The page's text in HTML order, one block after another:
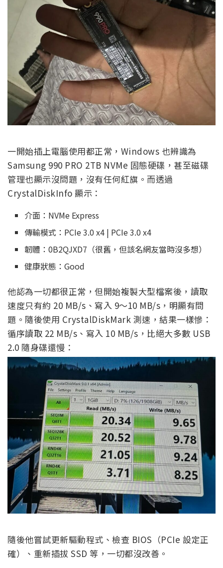
一開始插上電腦使用都正常，Windows 也辨識為
Samsung 990 PRO 2TB NVMe 固態硬碟，甚至磁碟
管理也顯示沒問題，沒有任何紅旗。而透過
CrystalDiskInfo 顯示：
介面：NVMe Express
傳輸模式：PCIe 3.0 x4 | PCIe 3.0 x4
韌體：0B2QJXD7（很舊，但該名網友當時沒多想）
健康狀態：Good
他認為一切都很正常，但開始複製大型檔案後，讀取
速度只有約 20 MB/s、寫入 9～10 MB/s，明顯有問
題。隨後使用 CrystalDiskMark 測速，結果一樣慘：
循序讀取 22 MB/s、寫入 10 MB/s，比絕大多數 USB
2.0 隨身碟還慢：
隨後他嘗試更新驅動程式、檢查 BIOS（PCIe 設定正
確）、重新插拔 SSD 等，一切都沒改善。